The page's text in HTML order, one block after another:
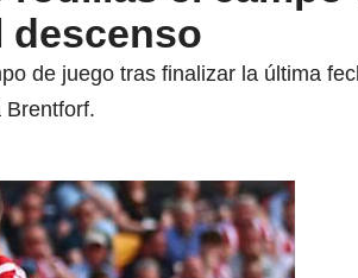
descenso
de juego tras finalizar la última
Brentforf.